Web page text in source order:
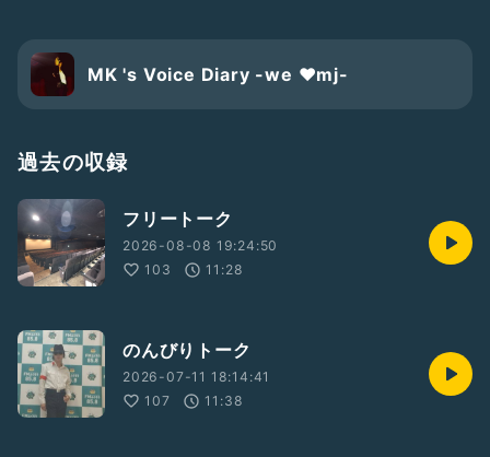
か？
これから梅雨に入り体調を崩しやすくなるのでお互いにお気を
さて！
今日はそんな５月らしく？森での配信をさせて頂きました！
ぜひ、宜しくお願いします！
※次回配信は6.21の予定となります。
#michaeljackson
#michael
MK 's Voice Diary -we ❤️mj-
過去の収録
フリートーク
2026-08-08 19:24:50
103
11:28
のんびりトーク
2026-07-11 18:14:41
107
11:38